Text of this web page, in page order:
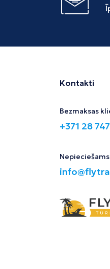
Kontakti
Bezmaksas
+371 28